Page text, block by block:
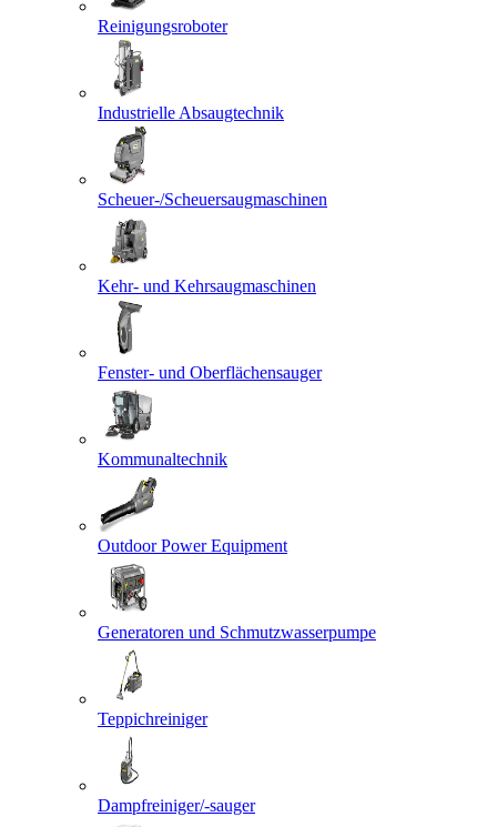
Reinigungsroboter
Industrielle Absaugtechnik
Scheuer-/Scheuersaugmaschinen
Kehr- und Kehrsaugmaschinen
Fenster- und Oberflächensauger
Kommunaltechnik
Outdoor Power Equipment
Generatoren und Schmutzwasserpumpe
Teppichreiniger
Dampfreiniger/-sauger